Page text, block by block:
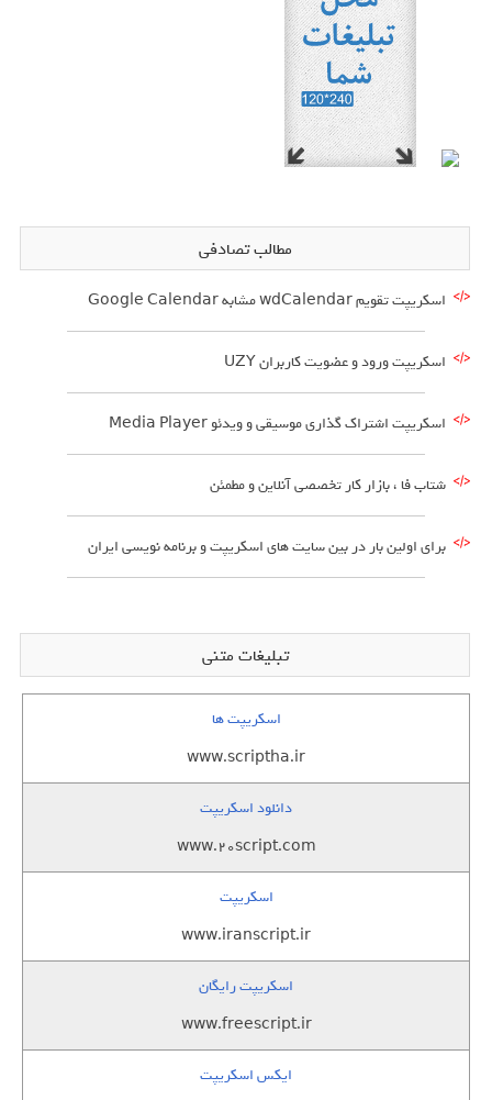
مطالب تصادفی
اسکریپت تقویم wdCalendar مشابه Google Calendar
اسکریپت ورود و عضویت کاربران UZY
اسکریپت اشتراک گذاری موسیقی و ویدئو Media Player
شتاب فا ، بازار کار تخصصی آنلاین و مطمئن
برای اولین بار در بین سایت های اسکریپت و برنامه نویسی ایران
تبلیغات متنی
اسکریپت ها
www.scriptha.ir
دانلود اسکریپت
www.20script.com
اسکریپت
www.iranscript.ir
اسکریپت رایگان
www.freescript.ir
ایکس اسکریپت